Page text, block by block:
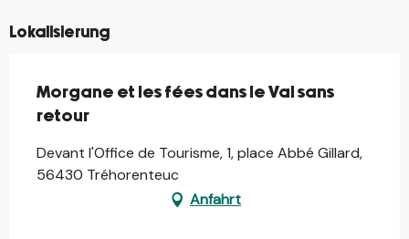
Lokalisierung
Morgane et les fées dans le Val sans
retour
Devant l'Office de Tourisme, 1, place Abbé Gillard,
56430 Tréhorenteuc
Anfahrt